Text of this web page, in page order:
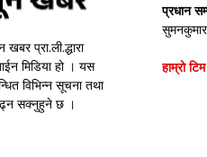
प्रा.ली.द्धारा
मिडिया हो । यस
विभिन्न सूचना तथा
सक्नुहुने छ ।
प्रधान
हाम्रो टिम